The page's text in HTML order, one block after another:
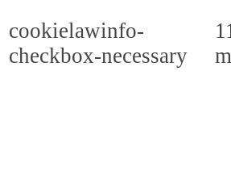
cookielawinfo-
checkbox-necessary